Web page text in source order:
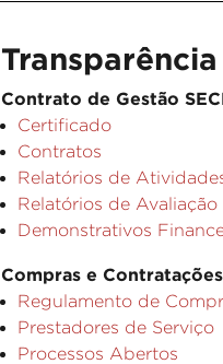
Transparência
Contrato de Gestão
Certificado
Contratos
Relatórios de
Relatórios de
Demonstrativos
Compras e Contratações
Regulamento de
Prestadores de Serviço
Processos Abertos